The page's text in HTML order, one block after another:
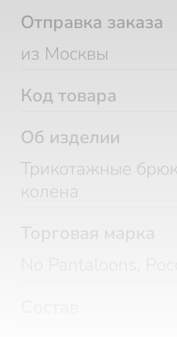
Отправка заказа
из Москвы
Код товара
Об изделии
Трикотажные
колена
Торговая марка